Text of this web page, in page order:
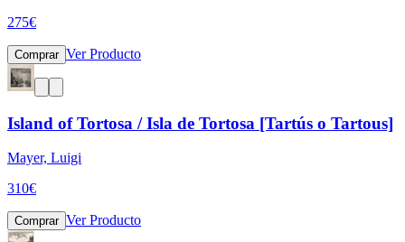
275€
Comprar Ver Producto
Island of Tortosa / Isla de Tortosa [Tartús o Tartous]
Mayer, Luigi
310€
Comprar Ver Producto